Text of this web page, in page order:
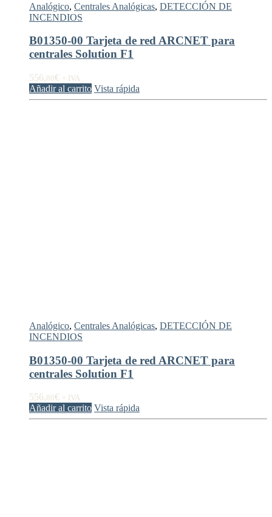
Analógico, Centrales Analógicas, DETECCIÓN DE
INCENDIOS
B01350-00 Tarjeta de red ARCNET para
centrales Solution F1
556,80€ + IVA
Añadir al carrito Vista rápida
Analógico, Centrales Analógicas, DETECCIÓN DE
INCENDIOS
B01350-00 Tarjeta de red ARCNET para
centrales Solution F1
556,80€ + IVA
Añadir al carrito Vista rápida